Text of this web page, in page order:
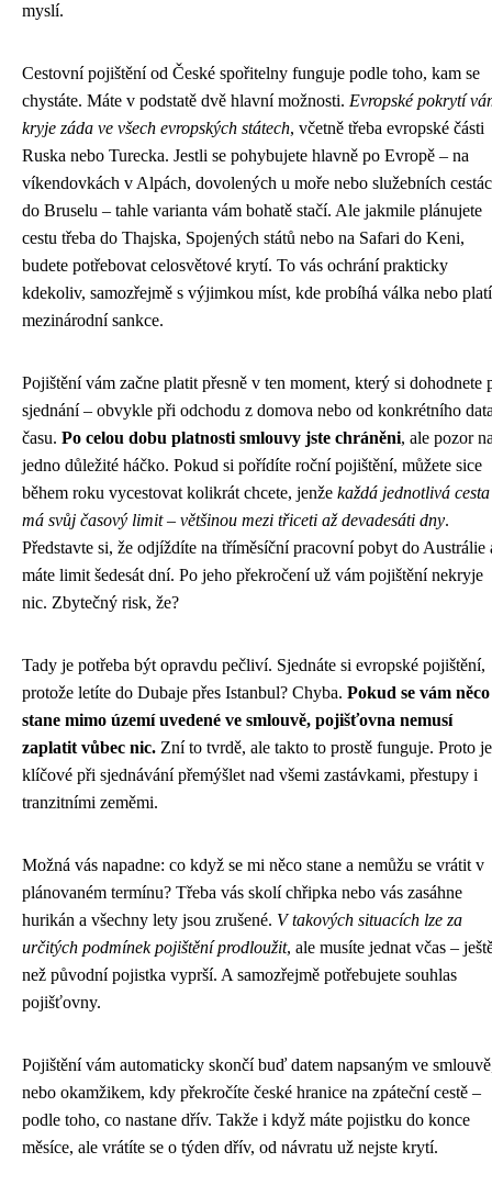
myslí.
Cestovní pojištění od České spořitelny funguje podle toho, kam se
chystáte. Máte v podstatě dvě hlavní možnosti. Evropské pokrytí
kryje záda ve všech evropských státech, včetně třeba evropské části
Ruska nebo Turecka. Jestli se pohybujete hlavně po Evropě – na
víkendovkách v Alpách, dovolených u moře nebo služebních
do Bruselu – tahle varianta vám bohatě stačí. Ale jakmile plánujete
cestu třeba do Thajska, Spojených států nebo na Safari do Keni,
budete potřebovat celosvětové krytí. To vás ochrání prakticky
kdekoliv, samozřejmě s výjimkou míst, kde probíhá válka nebo platí
mezinárodní sankce.
Pojištění vám začne platit přesně v ten moment, který si dohodnete
sjednání – obvykle při odchodu z domova nebo od konkrétního
času. Po celou dobu platnosti smlouvy jste chráněni, ale pozor
jedno důležité háčko. Pokud si pořídíte roční pojištění, můžete sice
během roku vycestovat kolikrát chcete, jenže každá jednotlivá cesta
má svůj časový limit – většinou mezi třiceti až devadesáti dny.
Představte si, že odjíždíte na tříměsíční pracovní pobyt do Austrálie
máte limit šedesát dní. Po jeho překročení už vám pojištění nekryje
nic. Zbytečný risk, že?
Tady je potřeba být opravdu pečliví. Sjednáte si evropské pojištění,
protože letíte do Dubaje přes Istanbul? Chyba. Pokud se vám něco
stane mimo území uvedené ve smlouvě, pojišťovna nemusí
zaplatit vůbec nic. Zní to tvrdě, ale takto to prostě funguje. Proto je
klíčové při sjednávání přemýšlet nad všemi zastávkami, přestupy i
tranzitními zeměmi.
Možná vás napadne: co když se mi něco stane a nemůžu se vrátit v
plánovaném termínu? Třeba vás skolí chřipka nebo vás zasáhne
hurikán a všechny lety jsou zrušené. V takových situacích lze za
určitých podmínek pojištění prodloužit, ale musíte jednat včas –
než původní pojistka vyprší. A samozřejmě potřebujete souhlas
pojišťovny.
Pojištění vám automaticky skončí buď datem napsaným ve
nebo okamžikem, kdy překročíte české hranice na zpáteční cestě –
podle toho, co nastane dřív. Takže i když máte pojistku do konce
měsíce, ale vrátíte se o týden dřív, od návratu už nejste krytí.